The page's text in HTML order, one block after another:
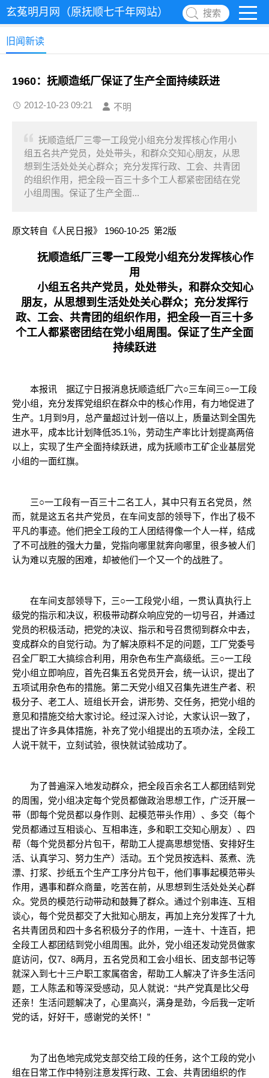
玄菟明月网（原抚顺七千年网站） 搜索
旧闻新读
1960：抚顺造纸厂保证了生产全面持续跃进
2012-10-23 09:21 不明
抚顺造纸厂三零一工段党小组充分发挥核心作用小
组五名共产党员，处处带头，和群众交知心朋友，从思
想到生活处处关心群众；充分发挥行政、工会、共青团
的组织作用，把全段一百三十多个工人都紧密团结在党
小组周围。保证了生产全面...
原文转自《人民日报》 1960-10-25 第2版
抚顺造纸厂三零一工段党小组充分发挥核心作
用
小组五名共产党员，处处带头，和群众交知心
朋友，从思想到生活处处关心群众；充分发挥行
政、工会、共青团的组织作用，把全段一百三十多
个工人都紧密团结在党小组周围。保证了生产全面
持续跃进
本报讯 据辽宁日报消息抚顺造纸厂六○三车间三○一工段
党小组，充分发挥党组织在群众中的核心作用，有力地促进了
生产。1月到9月，总产量超过计划一倍以上，质量达到全国先
进水平，成本比计划降低35.1％，劳动生产率比计划提高两倍
以上，实现了生产全面持续跃进，成为抚顺市工矿企业基层党
小组的一面红旗。
三○一工段有一百三十二名工人，其中只有五名党员，然
而，就是这五名共产党员，在车间支部的领导下，作出了极不
平凡的事迹。他们把全工段的工人团结得像一个人一样，结成
了不可战胜的强大力量，党指向哪里就奔向哪里，很多被人们
认为难以克服的困难，却被他们一个又一个的战胜了。
在车间支部领导下，三○一工段党小组，一贯认真执行上
级党的指示和决议，积极带动群众响应党的一切号召，并通过
党员的积极活动，把党的决议、指示和号召贯彻到群众中去，
变成群众的自觉行动。为了解决原料不足的问题，工厂党委号
召全厂职工大搞综合利用，用杂色布生产高级纸。三○一工段
党小组立即响应，首先召集五名党员开会，统一认识，提出了
五项试用杂色布的措施。第二天党小组又召集先进生产者、积
极分子、老工人、班组长开会，讲形势、交任务，把党小组的
意见和措施交给大家讨论。经过深入讨论，大家认识一致了，
提出了许多具体措施，补充了党小组提出的五项办法，全段工
人说干就干，立刻试验，很快就试验成功了。
为了普遍深入地发动群众，把全段百余名工人都团结到党
的周围，党小组决定每个党员都做政治思想工作，广泛开展一
带（即每个党员都以身作则、起模范带头作用）、多交（每个
党员都通过互相谈心、互相串连，多和职工交知心朋友）、四
帮（每个党员都分片包干，帮助工人提高思想觉悟、安排好生
活、认真学习、努力生产）活动。五个党员按选料、蒸煮、洗
漂、打浆、抄纸五个生产工序分片包干，他们事事起模范带头
作用，遇事和群众商量，吃苦在前，从思想到生活处处关心群
众。党员的模范行动带动和鼓舞了群众。通过个别串连、互相
谈心，每个党员都交了大批知心朋友，再加上充分发挥了十九
名共青团员和四十多名积极分子的作用，一连十、十连百，把
全段工人都团结到党小组周围。此外，党小组还发动党员做家
庭访问，仅7、8两月，五名党员和工会小组长、团支部书记等
就深入到七十三户职工家属宿舍，帮助工人解决了许多生活问
题，工人陈孟和等深受感动，见人就说：“共产党真是比父母
还亲！生活问题解决了，心里高兴，满身是劲，今后我一定听
党的话，好好干，感谢党的关怀！”
为了出色地完成党支部交给工段的任务，这个工段的党小
组在日常工作中特别注意发挥行政、工会、共青团组织的作